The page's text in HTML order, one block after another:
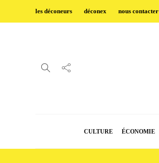
les déconeurs déconex nous contacter
CULTURE ÉCONOMIE